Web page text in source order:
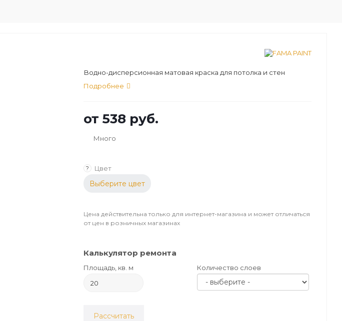
Водно-дисперсионная матовая краска для потолка и стен
Подробнее
от 538 руб.
Много
? Цвет
Выберите цвет
Цена действительна только для интернет-магазина и может отличаться
от цен в розничных магазинах
Калькулятор ремонта
Площадь, кв. м Количество слоев
Рассчитать